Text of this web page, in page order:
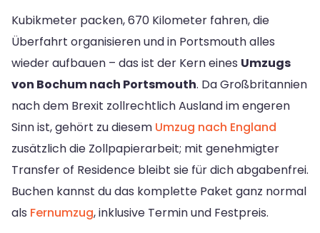
Kubikmeter packen, 670 Kilometer fahren, die
Überfahrt organisieren und in Portsmouth alles
wieder aufbauen – das ist der Kern eines Umzugs
von Bochum nach Portsmouth. Da Großbritannien
nach dem Brexit zollrechtlich Ausland im engeren
Sinn ist, gehört zu diesem Umzug nach England
zusätzlich die Zollpapierarbeit; mit genehmigter
Transfer of Residence bleibt sie für dich abgabenfrei.
Buchen kannst du das komplette Paket ganz normal
als Fernumzug, inklusive Termin und Festpreis.